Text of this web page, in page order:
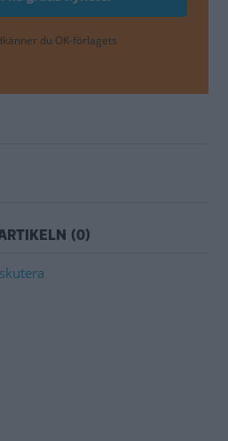
du OK-förlagets
(0)